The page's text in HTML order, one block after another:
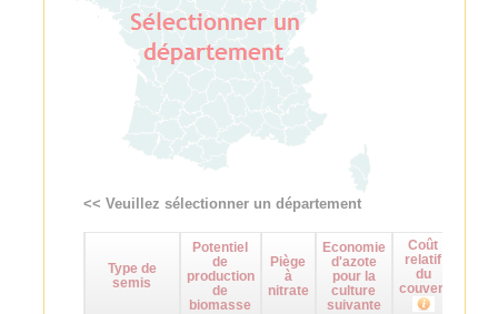
<< Veuillez sélectionner un département
Type de
semis
Potentiel
de
production
de
biomasse
Piège
à
nitrate
Economie
d'azote
pour la
culture
suivante
Coût
relatif
du
couvert